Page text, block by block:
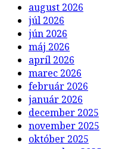
august 2026
júl 2026
jún 2026
máj 2026
apríl 2026
marec 2026
február 2026
január 2026
december 2025
november 2025
október 2025